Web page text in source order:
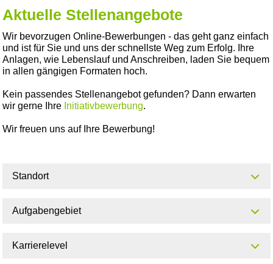
Aktuelle Stellenangebote
Wir bevorzugen Online-Bewerbungen - das geht ganz einfach
und ist für Sie und uns der schnellste Weg zum Erfolg. Ihre
Anlagen, wie Lebenslauf und Anschreiben, laden Sie bequem
in allen gängigen Formaten hoch.
Kein passendes Stellenangebot gefunden? Dann erwarten
wir gerne Ihre Initiativbewerbung.
Wir freuen uns auf Ihre Bewerbung!
Standort
Aufgabengebiet
Karrierelevel